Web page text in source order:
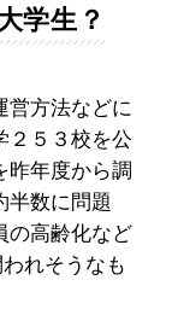
学生？
方法などに
２５３校を公
昨年度から調
半数に問題
の高齢化など
れそうなも